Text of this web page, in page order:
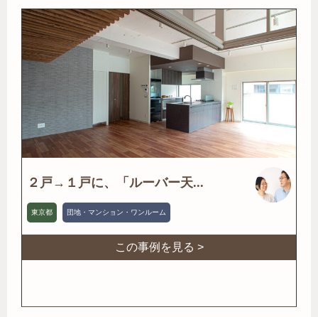
２戸→１戸に、「ルーバー天...
東京都 団地・マンション・ワンルーム
この事例を見る >